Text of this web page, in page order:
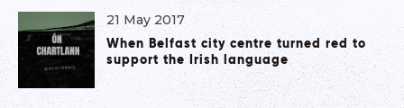
21 May 2017
When Belfast city centre turned red to
support the Irish language